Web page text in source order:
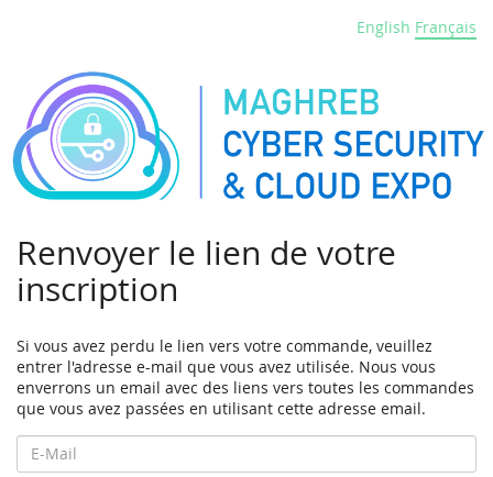
English Français
Renvoyer le lien de votre
inscription
Si vous avez perdu le lien vers votre commande, veuillez
entrer l'adresse e-mail que vous avez utilisée. Nous vous
enverrons un email avec des liens vers toutes les commandes
que vous avez passées en utilisant cette adresse email.
E-
Mail